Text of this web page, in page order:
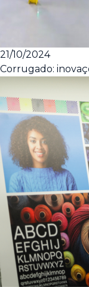
21/10/2024
Corrugado: